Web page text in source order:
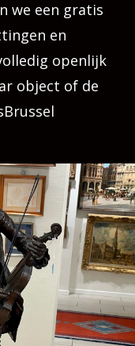
we een gratis
en
openlijk
object of de